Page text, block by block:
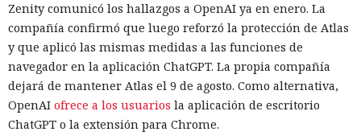
Zenity comunicó los hallazgos a OpenAI ya en enero. La
compañía confirmó que luego reforzó la protección de Atlas
y que aplicó las mismas medidas a las funciones de
navegador en la aplicación ChatGPT. La propia compañía
dejará de mantener Atlas el 9 de agosto. Como alternativa,
OpenAI ofrece a los usuarios la aplicación de escritorio
ChatGPT o la extensión para Chrome.
pudieron respirar más tranquilos: salió una nueva versión
del framework de JavaScript Next.js, que promete librarlos
del conocido mensaje «FATAL ERROR». El equipo de Next.js
resentóla versión 16.3 — la primera actualización
importante desde octubre de 2025, que reduce el consumo
de memoria RAM en desarrollo hasta un 90% y, además,
acelera el renderizado y el funcionamiento en general.